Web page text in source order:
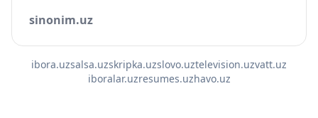
sinonim.uz
ibora.uzsalsa.uzskripka.uzslovo.uztelevision.uzvatt.uz
iboralar.uzresumes.uzhavo.uz